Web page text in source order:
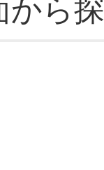
から